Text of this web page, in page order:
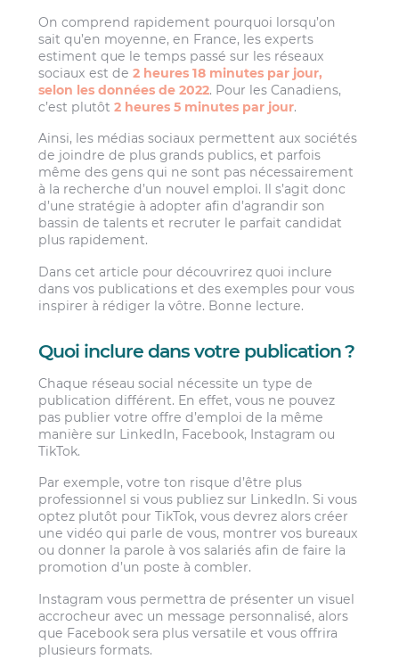
On comprend rapidement pourquoi lorsqu’on
sait qu’en moyenne, en France, les experts
estiment que le temps passé sur les réseaux
sociaux est de2 heures 18 minutes par jour,
selon les données de 2022. Pour les Canadiens,
c’est plutôt2 heures 5 minutes par jour.
Ainsi, les médias sociaux permettent aux sociétés
de joindre de plus grands publics, et parfois
même des gens qui ne sont pas nécessairement
à la recherche d’un nouvel emploi. Il s’agit donc
d’une stratégie à adopter afin d’agrandir son
bassin de talents et recruter le parfait candidat
plus rapidement.
Dans cet article pour découvrirez quoi inclure
dans vos publications et des exemples pour vous
inspirer à rédiger la vôtre. Bonne lecture.
Quoi inclure dans votre publication ?
Chaque réseau social nécessite un type de
publication différent. En effet, vous ne pouvez
pas publier votre offre d’emploi de la même
manière sur LinkedIn, Facebook, Instagram ou
TikTok.
Par exemple, votre ton risque d’être plus
professionnel si vous publiez sur LinkedIn. Si vous
optez plutôt pour TikTok, vous devrez alors créer
une vidéo qui parle de vous, montrer vos bureaux
ou donner la parole à vos salariés afin de faire la
promotion d’un poste à combler.
Instagram vous permettra de présenter un visuel
accrocheur avec un message personnalisé, alors
que Facebook sera plus versatile et vous offrira
plusieurs formats.